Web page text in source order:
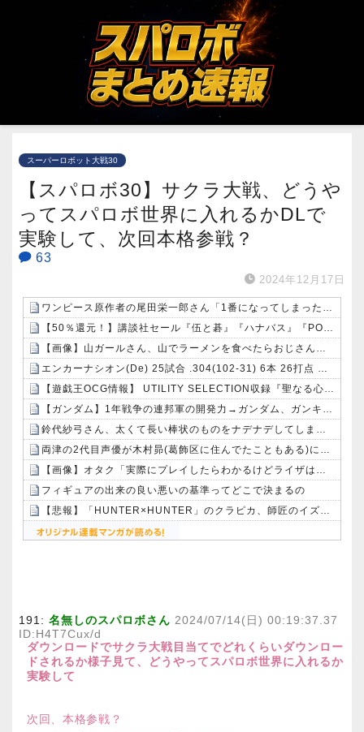
スーパーロボット大戦30
【スパロボ30】サクラ大戦、どうや
ってスパロボ世界に入れるかDLで
実験して、次回本格参戦？
63
2024年12月17日
ワンピース原作者の尾田栄一郎さん「1番になってしまったので困っているところ」
【50％還元！】講談社セール『伍と碁』『ハナバス』『POLE STAR』など約1000冊が対象に！（8/9まで）
【画像】山ガールさん、山でラーメンを食べたらおじさんに怒られるｗｗｗ
エンカーナシオン(De) 25試合 .304(102-31) 6本 26打点 出塁率.311 OPS.831 wRC+137 WAR+0.7
【遊戯王OCG情報】 UTILITY SELECTION収録『聖なる心のバリア －マインドフォース－』実物画像
【ガンダム】1年戦争の連邦軍の開発力→ガンダム、ガンキャノン、ガンタンク、ジム、ボール
鈴代紗弓さん、太くて長い棒状のものをナデナデしてしまう・・・
両津の2代目声優が木村昴(葛飾区に住んでたこともある)になると思う人
【画像】オタク「実際にプレイしたらわかるけどライザは友達って感じで性的な目では見れないｗ」←これｗｗｗｗ：26/08/06のニュース
フィギュアの出来の良い悪いの基準ってどこで決まるの
【悲報】「HUNTER×HUNTER」のクラピカ、師匠のイズナビに対する態度が本当に酷い！！
191: 名無しのスパロボさん 2024/07/14(日) 00:19:37.37
ID:H4T7Cux/d
ダウンロードでサクラ大戦目当てでどれくらいダウンロー
ドされるか様子見て、どうやってスパロボ世界に入れるか
実験して
次回、本格参戦？